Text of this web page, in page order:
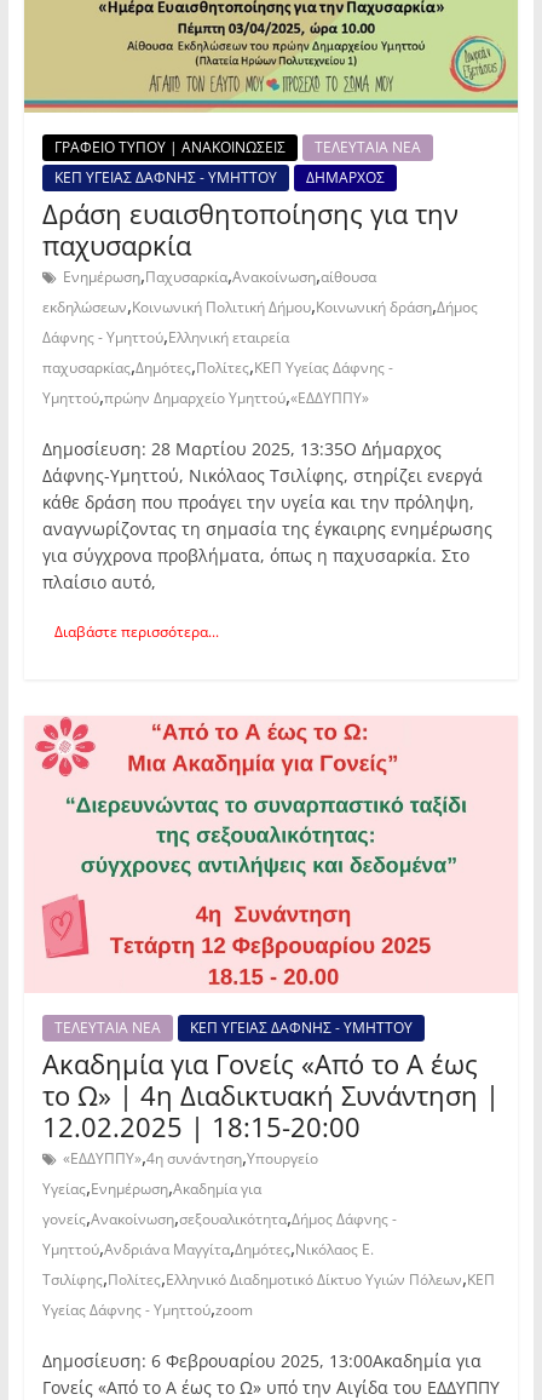
ΓΡΑΦΕΙΟ ΤΥΠΟΥ | ΑΝΑΚΟΙΝΩΣΕΙΣ
ΤΕΛΕΥΤΑΙΑ ΝΕΑ
ΚΕΠ ΥΓΕΙΑΣ ΔΑΦΝΗΣ - ΥΜΗΤΤΟΥ
ΔΗΜΑΡΧΟΣ
Δράση ευαισθητοποίησης για την
παχυσαρκία
Ενημέρωση,Παχυσαρκία,Ανακοίνωση,αίθουσα
εκδηλώσεων,Κοινωνική Πολιτική Δήμου,Κοινωνική δράση,Δήμος
Δάφνης - Υμηττού,Ελληνική εταιρεία
παχυσαρκίας,Δημότες,Πολίτες,ΚΕΠ Υγείας Δάφνης -
Υμηττού,πρώην Δημαρχείο Υμηττού,«ΕΔΔΥΠΠΥ»
Δημοσίευση: 28 Μαρτίου 2025, 13:35Ο Δήμαρχος
Δάφνης-Υμηττού, Νικόλαος Τσιλίφης, στηρίζει ενεργά
κάθε δράση που προάγει την υγεία και την πρόληψη,
αναγνωρίζοντας τη σημασία της έγκαιρης ενημέρωσης
για σύγχρονα προβλήματα, όπως η παχυσαρκία. Στο
πλαίσιο αυτό,
Διαβάστε περισσότερα...
ΤΕΛΕΥΤΑΙΑ ΝΕΑ ΚΕΠ ΥΓΕΙΑΣ ΔΑΦΝΗΣ - ΥΜΗΤΤΟΥ
Ακαδημία για Γονείς «Από το Α έως
το Ω» | 4η Διαδικτυακή Συνάντηση |
12.02.2025 | 18:15-20:00
«ΕΔΔΥΠΠΥ»,4η συνάντηση,Υπουργείο
Υγείας,Ενημέρωση,Ακαδημία για
γονείς,Ανακοίνωση,σεξουαλικότητα,Δήμος Δάφνης -
Υμηττού,Ανδριάνα Μαγγίτα,Δημότες,Νικόλαος Ε.
Τσιλίφης,Πολίτες,Ελληνικό Διαδημοτικό Δίκτυο Υγιών Πόλεων,ΚΕΠ
Υγείας Δάφνης - Υμηττού,zoom
Δημοσίευση: 6 Φεβρουαρίου 2025, 13:00Ακαδημία για
Γονείς «Από το Α έως το Ω» υπό την Αιγίδα του ΕΔΔΥΠΠΥ